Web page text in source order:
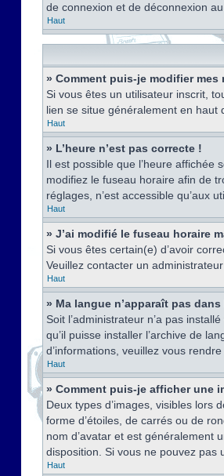
de connexion et de déconnexion
Haut
» Comment puis-je modifier mes
Si vous êtes un utilisateur inscrit,
lien se situe généralement en haut
Haut
» L’heure n’est pas correcte !
Il est possible que l’heure affichée
modifiez le fuseau horaire afin de
réglages, n’est accessible qu’aux
Haut
» J’ai modifié le fuseau horaire
Si vous êtes certain(e) d’avoir
Veuillez contacter un
Haut
» Ma langue n’apparaît pas
Soit l’administrateur n’a pas
qu’il puisse installer l’archive de
d’informations, veuillez vous
Haut
» Comment puis-je afficher une
Deux types d’images, visibles lors
forme d’étoiles, de carrés ou de
nom d’avatar et est généralement
disposition. Si vous ne pouvez pas
Haut